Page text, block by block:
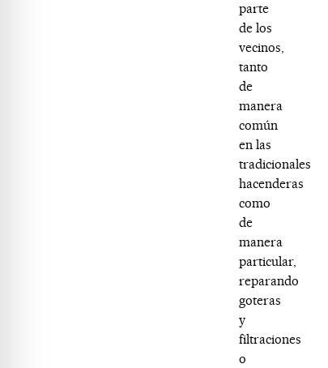
parte
de los
vecinos,
tanto
de
manera
común
en las
tradicionales
hacenderas
como
de
manera
particular,
reparando
goteras
y
filtraciones
o